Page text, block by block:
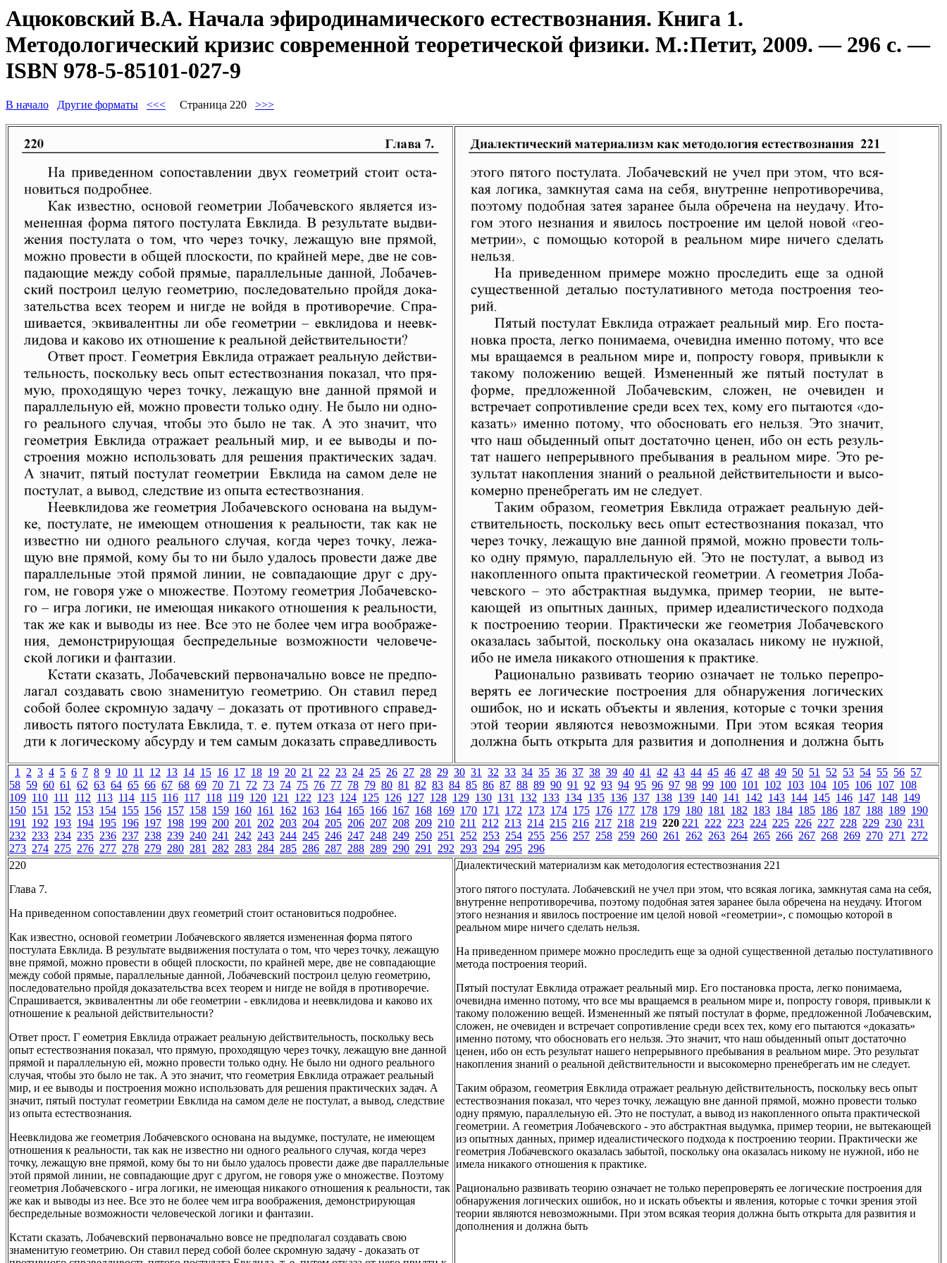
Ацюковский В.А. Начала эфиродинамического естествознания. Книга 1.
Методологический кризис современной теоретической физики. М.:Петит, 2009. — 296 с. —
ISBN 978-5-85101-027-9
В начало Другие форматы <<< Страница 220 >>>
1 2 3 4 5 6 7 8 9 10 11 12 13 14 15 16 17 18 19 20 21 22 23 24 25 26 27 28 29 30 31 32 33 34 35 36 37 38 39 40 41 42 43 44 45 46 47 48 49 50 51 52 53 54 55 56 57
58 59 60 61 62 63 64 65 66 67 68 69 70 71 72 73 74 75 76 77 78 79 80 81 82 83 84 85 86 87 88 89 90 91 92 93 94 95 96 97 98 99 100 101 102 103 104 105 106 107 108
109 110 111 112 113 114 115 116 117 118 119 120 121 122 123 124 125 126 127 128 129 130 131 132 133 134 135 136 137 138 139 140 141 142 143 144 145 146 147 148 149
150 151 152 153 154 155 156 157 158 159 160 161 162 163 164 165 166 167 168 169 170 171 172 173 174 175 176 177 178 179 180 181 182 183 184 185 186 187 188 189 190
191 192 193 194 195 196 197 198 199 200 201 202 203 204 205 206 207 208 209 210 211 212 213 214 215 216 217 218 219 220 221 222 223 224 225 226 227 228 229 230 231
232 233 234 235 236 237 238 239 240 241 242 243 244 245 246 247 248 249 250 251 252 253 254 255 256 257 258 259 260 261 262 263 264 265 266 267 268 269 270 271 272
273 274 275 276 277 278 279 280 281 282 283 284 285 286 287 288 289 290 291 292 293 294 295 296
220
Глава 7.
На приведенном сопоставлении двух геометрий стоит остановиться подробнее.
Как известно, основой геометрии Лобачевского является измененная форма пятого
постулата Евклида. В результате выдвижения постулата о том, что через точку, лежащую
вне прямой, можно провести в общей плоскости, по крайней мере, две не совпадающие
между собой прямые, параллельные данной, Лобачевский построил целую геометрию,
последовательно пройдя доказательства всех теорем и нигде не войдя в противоречие.
Спрашивается, эквивалентны ли обе геометрии - евклидова и неевклидова и каково их
отношение к реальной действительности?
Ответ прост. Г еометрия Евклида отражает реальную действительность, поскольку весь
опыт естествознания показал, что прямую, проходящую через точку, лежащую вне данной
прямой и параллельную ей, можно провести только одну. Не было ни одного реального
случая, чтобы это было не так. А это значит, что геометрия Евклида отражает реальный
мир, и ее выводы и построения можно использовать для решения практических задач. А
значит, пятый постулат геометрии Евклида на самом деле не постулат, а вывод, следствие
из опыта естествознания.
Неевклидова же геометрия Лобачевского основана на выдумке, постулате, не имеющем
отношения к реальности, так как не известно ни одного реального случая, когда через
точку, лежащую вне прямой, кому бы то ни было удалось провести даже две параллельные
этой прямой линии, не совпадающие друг с другом, не говоря уже о множестве. Поэтому
геометрия Лобачевского - игра логики, не имеющая никакого отношения к реальности, так
же как и выводы из нее. Все это не более чем игра воображения, демонстрирующая
беспредельные возможности человеческой логики и фантазии.
Кстати сказать, Лобачевский первоначально вовсе не предполагал создавать свою
знаменитую геометрию. Он ставил перед собой более скромную задачу - доказать от
Диалектический материализм как методология естествознания 221
этого пятого постулата. Лобачевский не учел при этом, что всякая логика, замкнутая сама на себя,
внутренне непротиворечива, поэтому подобная затея заранее была обречена на неудачу. Итогом
этого незнания и явилось построение им целой новой «геометрии», с помощью которой в
реальном мире ничего сделать нельзя.
На приведенном примере можно проследить еще за одной существенной деталью постулативного
метода построения теорий.
Пятый постулат Евклида отражает реальный мир. Его постановка проста, легко понимаема,
очевидна именно потому, что все мы вращаемся в реальном мире и, попросту говоря, привыкли к
такому положению вещей. Измененный же пятый постулат в форме, предложенной Лобачевским,
сложен, не очевиден и встречает сопротивление среди всех тех, кому его пытаются «доказать»
именно потому, что обосновать его нельзя. Это значит, что наш обыденный опыт достаточно
ценен, ибо он есть результат нашего непрерывного пребывания в реальном мире. Это результат
накопления знаний о реальной действительности и высокомерно пренебрегать им не следует.
Таким образом, геометрия Евклида отражает реальную действительность, поскольку весь опыт
естествознания показал, что через точку, лежащую вне данной прямой, можно провести только
одну прямую, параллельную ей. Это не постулат, а вывод из накопленного опыта практической
геометрии. А геометрия Лобачевского - это абстрактная выдумка, пример теории, не вытекающей
из опытных данных, пример идеалистического подхода к построению теории. Практически же
геометрия Лобачевского оказалась забытой, поскольку она оказалась никому не нужной, ибо не
имела никакого отношения к практике.
Рационально развивать теорию означает не только перепроверять ее логические построения для
обнаружения логических ошибок, но и искать объекты и явления, которые с точки зрения этой
теории являются невозможными. При этом всякая теория должна быть открыта для развития и
дополнения и должна быть